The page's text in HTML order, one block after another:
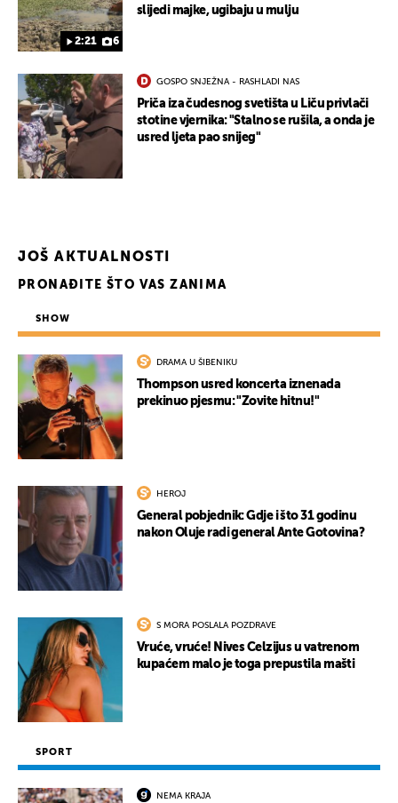
2:21 6
slijedi majke, ugibaju u mulju
GOSPO SNJEŽNA - RASHLADI NAS
Priča iza čudesnog svetišta u Liču privlači
stotine vjernika: "Stalno se rušila, a onda je
usred ljeta pao snijeg"
JOŠ AKTUALNOSTI
PRONAĐITE ŠTO VAS ZANIMA
SHOW
DRAMA U ŠIBENIKU
Thompson usred koncerta iznenada
prekinuo pjesmu: "Zovite hitnu!"
HEROJ
General pobjednik: Gdje i što 31 godinu
nakon Oluje radi general Ante Gotovina?
S MORA POSLALA POZDRAVE
Vruće, vruće! Nives Celzijus u vatrenom
kupaćem malo je toga prepustila mašti
SPORT
NEMA KRAJA